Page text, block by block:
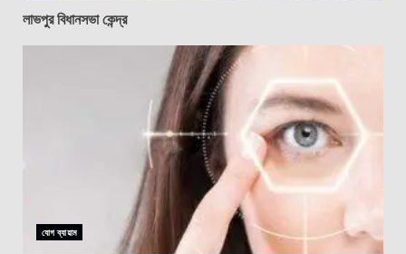
লাভপুর বিধানসভা কেন্দ্র
যোগ ব্যায়াম